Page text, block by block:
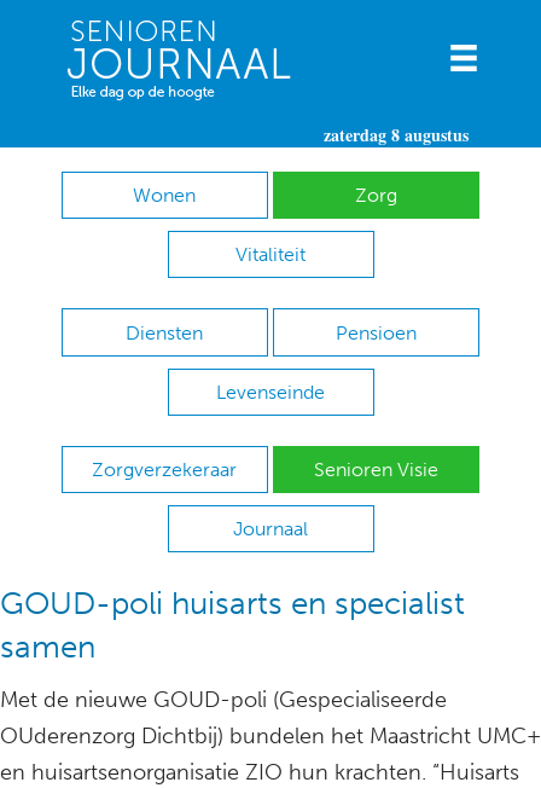
zaterdag 8 augustus
Wonen Zorg
Vitaliteit
Diensten Pensioen
Levenseinde
Zorgverzekeraar Senioren Visie
Journaal
GOUD-poli huisarts en specialist
samen
Met de nieuwe GOUD-poli (Gespecialiseerde
OUderenzorg Dichtbij) bundelen het Maastricht UMC+
en huisartsenorganisatie ZIO hun krachten. “Huisarts